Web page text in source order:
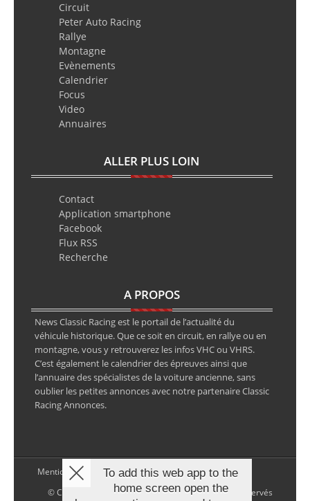
Circuit
Peter Auto Racing
Rallye
Montagne
Evènements
Calendrier
Focus
Video
Annuaires
ALLER PLUS LOIN
Contact
Application smartphone
Facebook
Flux RSS
Recherche
A PROPOS
News Classic Racing est le portail de l’actualité du
véhicule historique. Que ce soit en circuit, en rallye ou en
montagne, vous y retrouverez les infos VHC ou VHRS.
C’est également le calendrier des épreuves ainsi que
l’annuaire des spécialistes de la voiture ancienne, sans
oublier les petites annonces avec notre partenaire Classic
Racing Annonces.
Mentions légales
© Copyright 2026 NewsClassicRacing, tous droits réservés
To add this web app to the
home screen open the